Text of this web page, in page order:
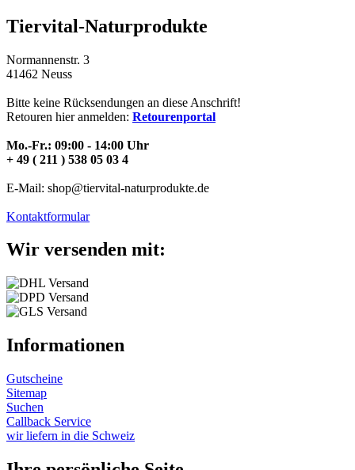
Tiervital-Naturprodukte
Normannenstr. 3
41462 Neuss
Bitte keine Rücksendungen an diese Anschrift!
Retouren hier anmelden: Retourenportal
Mo.-Fr.: 09:00 - 14:00 Uhr
+ 49 ( 211 ) 538 05 03 4
E-Mail: shop@tiervital-naturprodukte.de
Kontaktformular
Wir versenden mit:
Informationen
Gutscheine
Sitemap
Suchen
Callback Service
wir liefern in die Schweiz